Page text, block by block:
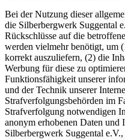
Bei der Nutzung dieser
die Silberbergwerk Suggental
Rückschlüsse auf die
werden vielmehr benötigt, um
korrekt auszuliefern, (2) die
Werbung für diese zu
Funktionsfähigkeit unserer
und der Technik unserer
Strafverfolgungsbehörden im
Strafverfolgung notwendigen
anonym erhobenen Daten
Silberbergwerk Suggental